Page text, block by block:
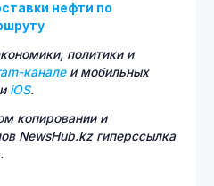
нефти по
политики и
каналеи мобильных
iOS.
копировании и
NewsHub.kz гиперссылка